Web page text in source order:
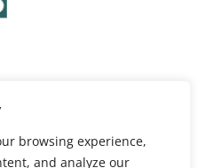
browsing experience,
and analyze our